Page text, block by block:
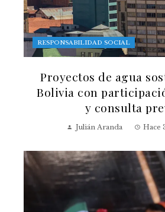
RESPONSABILIDAD SOCIAL
Proyectos de agua
Bolivia con
y consulta
Julián Aranda Hace